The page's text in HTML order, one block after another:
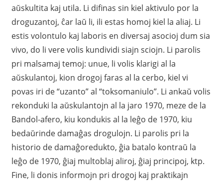
aŭskultita kaj utila. Li difinas sin kiel aktivulo por la
droguzantoj, ĉar laŭ li, ili estas homoj kiel la aliaj. Li
estis volontulo kaj laboris en diversaj asocioj dum sia
vivo, do li vere volis kundividi siajn sciojn. Li parolis
pri malsamaj temoj: unue, li volis klarigi al la
aŭskulantoj, kion drogoj faras al la cerbo, kiel vi
povas iri de “uzanto” al “toksomaniulo”. Li ankaŭ volis
rekonduki la aŭskulantojn al la jaro 1970, meze de la
Bandol-afero, kiu kondukis al la leĝo de 1970, kiu
bedaŭrinde damaĝas drogulojn. Li parolis pri la
historio de damaĝoredukto, ĝia batalo kontraŭ la
leĝo de 1970, ĝiaj multoblaj aliroj, ĝiaj principoj, ktp.
Fine, li donis informojn pri drogoj kaj praktikajn